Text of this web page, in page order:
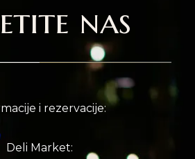
nas
i rezervacije:
Deli Market: